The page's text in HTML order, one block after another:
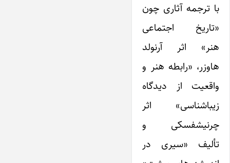
با ترجمه آثاری چون
«تاریخ اجتماعی
هنر» اثر آرنولد
هاوزر، «رابطه هنر و
واقعیت از دیدگاه
زیباشناسی» اثر
چرنیشفسکی و
تألیف «سیری در